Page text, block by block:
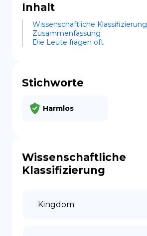
Inhalt
Wissenschaftliche Klassifizierung
Zusammenfassung
Die Leute fragen oft
Stichworte
Harmlos
Wissenschaftliche
Klassifizierung
Kingdom: